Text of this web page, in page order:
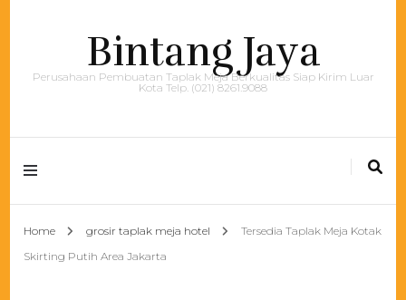
Bintang Jaya
Perusahaan Pembuatan Taplak Meja Berkualitas Siap Kirim Luar
Kota Telp. (021) 8261.9088
Home grosir taplak meja hotel
Tersedia Taplak Meja Kotak
Skirting Putih Area Jakarta